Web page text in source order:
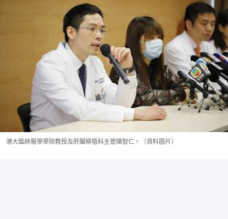
港大臨牀醫學學院教授及肝臟移植科主管陳智仁。（資料圖片）